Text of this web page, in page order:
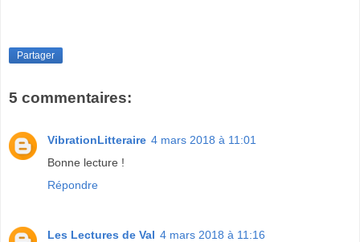
Partager
5 commentaires:
VibrationLitteraire 4 mars 2018 à 11:01
Bonne lecture !
Répondre
Les Lectures de Val 4 mars 2018 à 11:16